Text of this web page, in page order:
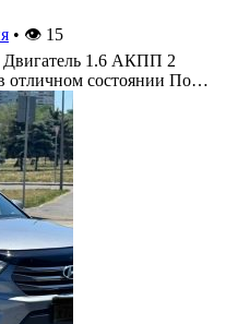
• 👁 15
Двигатель 1.6 АКПП 2
отличном состоянии По…